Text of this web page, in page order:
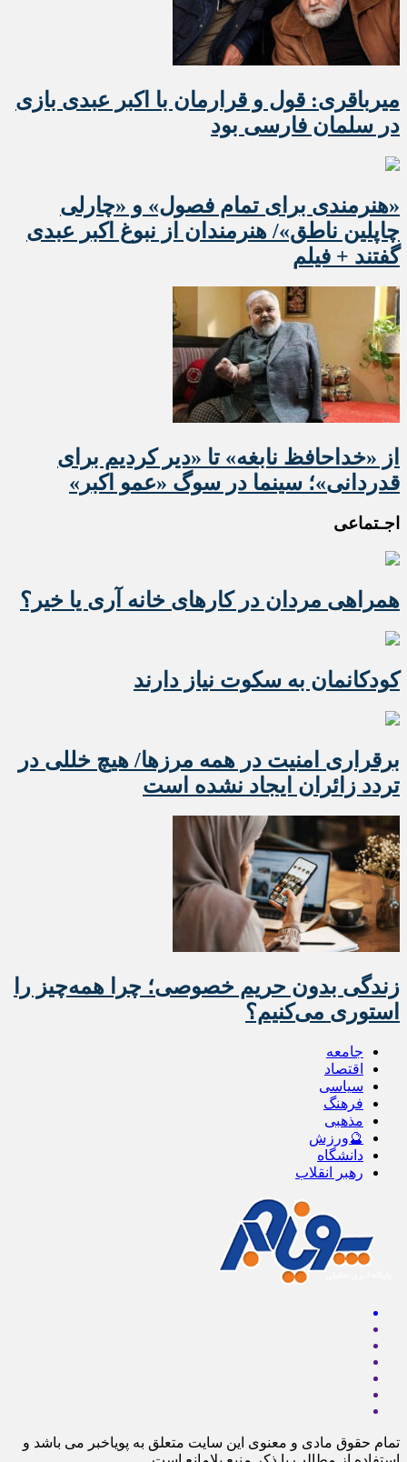
میرباقری: قول و قرارمان با اکبر عبدی بازی
در سلمان فارسی بود
«هنرمندی برای تمام فصول» و «چارلی
چاپلین ناطق»/ هنرمندان از نبوغ اکبر عبدی
گفتند + فیلم
از «خداحافظ نابغه» تا «دیر کردیم برای
قدردانی»؛ سینما در سوگ «عمو اکبر»
اجـتماعی
همراهی مردان در کارهای خانه آری یا خیر؟
کودکانمان به سکوت نیاز دارند
برقراری امنیت در همه مرزها/ هیچ‌ خللی در
تردد زائران ایجاد نشده است
زندگی بدون حریم خصوصی؛ چرا همه‌چیز را
استوری می‌کنیم؟
جامعه
اقتصاد
سیاسی
فرهنگ
مذهبی
🔮ورزش
دانشگاه
رهبر انقلاب
تمام حقوق مادی و معنوی این سایت متعلق به پویاخبر می باشد و